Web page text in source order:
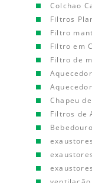
Colchao
Filtros
Filtro
Filtro em
Filtro de
Chapeu
Filtros de